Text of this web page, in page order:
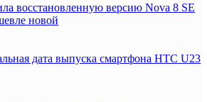
восстановленную версию Nova 8 SE
новой
дата выпуска смартфона HTC U23